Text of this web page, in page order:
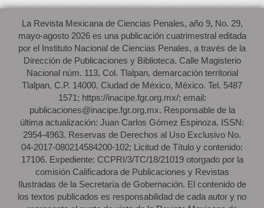
La Revista Mexicana de Ciencias Penales, año 9, No. 29,
mayo-agosto 2026 es una publicación cuatrimestral editada
por el Instituto Nacional de Ciencias Penales, a través de la
Dirección de Publicaciones y Biblioteca. Calle Magisterio
Nacional núm. 113, Col. Tlalpan, demarcación territorial
Tlalpan, C.P. 14000, Ciudad de México, México. Tel. 5487
1571; https://inacipe.fgr.org.mx/; email:
publicaciones@inacipe.fgr.org.mx. Responsable de la
última actualización: Juan Carlos Gómez Espinoza. ISSN:
2954-4963. Reservas de Derechos al Uso Exclusivo No.
04-2017-080214584200-102; Licitud de Título y contenido:
17106. Expediente: CCPRI/3/TC/18/21019 otorgado por la
comisión Calificadora de Publicaciones y Revistas
Ilustradas de la Secretaría de Gobernación. El contenido de
los textos publicados es responsabilidad de cada autor y no